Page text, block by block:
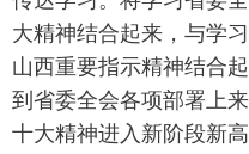
大精神结合起来，与学
山西重要指示精神结合
到省委全会各项部署上
十大精神进入新阶段新